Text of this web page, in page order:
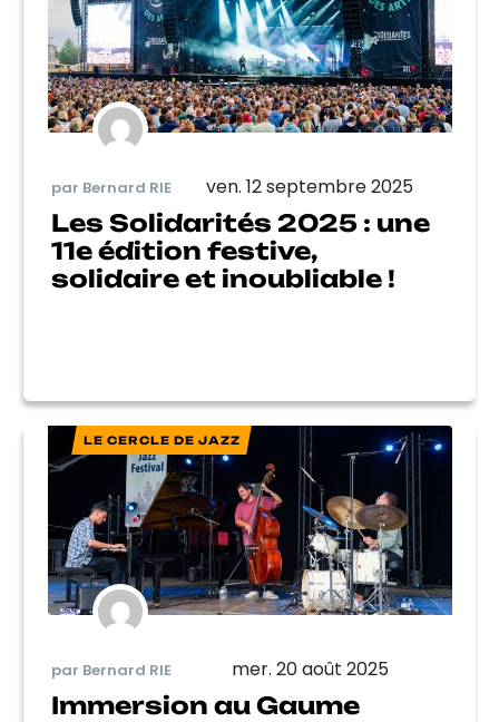
par Bernard RIE ven. 12 septembre 2025
Les Solidarités 2025 : une
11e édition festive,
solidaire et inoubliable !
LE CERCLE DE JAZZ
par Bernard RIE mer. 20 août 2025
Immersion au Gaume